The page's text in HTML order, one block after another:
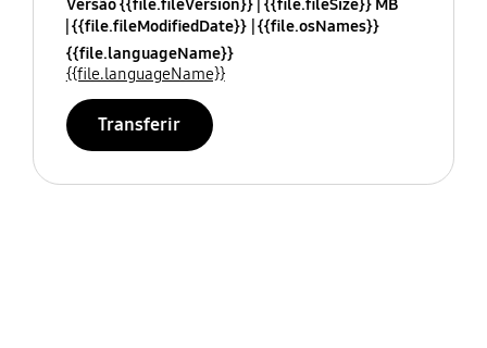
Versão {{file.fileVersion}} {{file.fileSize}} MB
{{file.fileModifiedDate}} {{file.osNames}}
{{file.languageName}}
{{file.languageName}}
Transferir